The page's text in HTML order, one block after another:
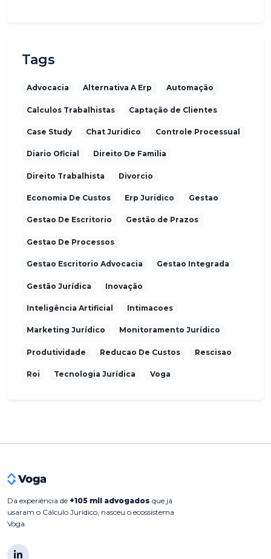
Tags
Advocacia Alternativa A Erp Automação
Calculos Trabalhistas Captação de Clientes
Case Study Chat Juridico Controle Processual
Diario Oficial Direito De Familia
Direito Trabalhista Divorcio
Economia De Custos Erp Juridico Gestao
Gestao De Escritorio Gestão de Prazos
Gestao De Processos
Gestao Escritorio Advocacia Gestao Integrada
Gestão Jurídica Inovação
Inteligência Artificial Intimacoes
Marketing Jurídico Monitoramento Jurídico
Produtividade Reducao De Custos Rescisao
Roi Tecnologia Jurídica Voga
Da experiência de +105 mil advogados que já
usaram o Cálculo Jurídico, nasceu o ecossistema
Voga.